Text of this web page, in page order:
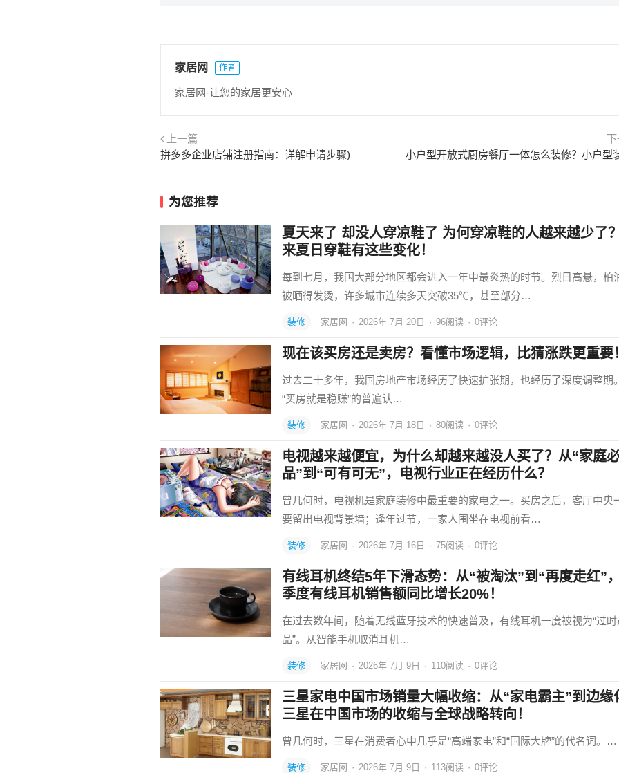
家居网 作者
家居网-让您的家居更安心
上一篇
拼多多企业店铺注册指南：详解申请步骤)
为您推荐
夏天来了 却没人穿凉鞋了 为何穿凉鞋的人越来越少了
来夏日穿鞋有这些变化！
每到七月，我国大部分地区都会进入一年中最炎热的时节。烈日高悬，柏
被晒得发烫，许多城市连续多天突破35℃，甚至部分…
装修 家居网 · 2026年 7月 20日 · 96阅读 · 0评论
现在该买房还是卖房？看懂市场逻辑，比猜涨跌更重要
过去二十多年，我国房地产市场经历了快速扩张期，也经历了深度调整期
“买房就是稳赚”的普遍认…
装修 家居网 · 2026年 7月 18日 · 80阅读 · 0评论
电视越来越便宜，为什么却越来越没人买了？从“家庭
品”到“可有可无”，电视行业正在经历什么？
曾几何时，电视机是家庭装修中最重要的家电之一。买房之后，客厅中央
要留出电视背景墙；逢年过节，一家人围坐在电视前看…
装修 家居网 · 2026年 7月 16日 · 75阅读 · 0评论
有线耳机终结5年下滑态势：从“被淘汰”到“再度走红”
季度有线耳机销售额同比增长20%！
在过去数年间，随着无线蓝牙技术的快速普及，有线耳机一度被视为“过时
品”。从智能手机取消耳机…
装修 家居网 · 2026年 7月 9日 · 110阅读 · 0评论
三星家电中国市场销量大幅收缩：从“家电霸主”到边缘
三星在中国市场的收缩与全球战略转向！
曾几何时，三星在消费者心中几乎是“高端家电”和“国际大牌”的代名词。…
装修 家居网 · 2026年 7月 9日 · 113阅读 · 0评论